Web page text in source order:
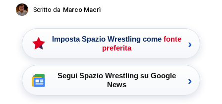
Scritto da Marco Macrì
Imposta Spazio Wrestling come fonte
preferita
›
Segui Spazio Wrestling su Google
News
›